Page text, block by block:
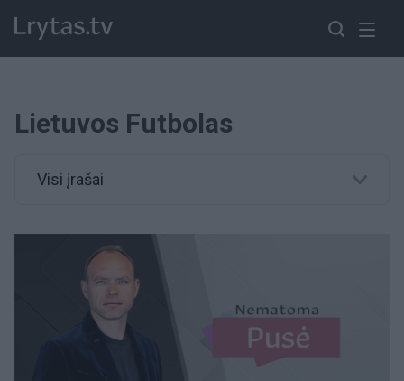
Lietuvos Futbolas
Visi įrašai